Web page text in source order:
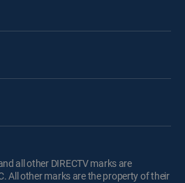
all other DIRECTV marks are
All other marks are the property of their